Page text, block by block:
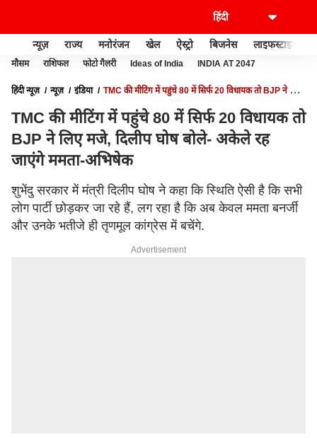
न्यूज़ राज्य मनोरंजन खेल ऐस्ट्रो बिजनेस लाइफस्टाइल
मौसम राशिफल फोटो गैलरी Ideas of India INDIA AT 2047
हिंदी न्यूज़ न्यूज़ इंडिया
TMC की मीटिंग में पहुंचे 80 में सिर्फ 20 विधायक तो BJP ने लिए
TMC की मीटिंग में पहुंचे 80 में सिर्फ 20 विधायक तो
BJP ने लिए मजे, दिलीप घोष बोले- अकेले रह
जाएंगे ममता-अभिषेक
शुभेंदु सरकार में मंत्री दिलीप घोष ने कहा कि स्थिति ऐसी है कि सभी
लोग पार्टी छोड़कर जा रहे हैं, लग रहा है कि अब केवल ममता बनर्जी
और उनके भतीजे ही तृणमूल कांग्रेस में बचेंगे.
Advertisement